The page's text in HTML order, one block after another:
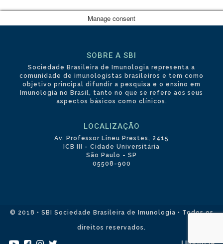
SOBRE A SBI
Sociedade Brasileira de Imunologia representa a
comunidade de imunologistas brasileiros e tem como
objetivo principal difundir a pesquisa e o ensino em
Imunologia no Brasil, tanto no que se refere aos seus
aspectos básicos como clínicos.
LOCALIZAÇÃO
Av. Professor Lineu Prestes, 2415
ICB III - Cidade Universitária
São Paulo - SP
05508-900
© 2018 • SBI Sociedade Brasileira de Imunologia • Todos os
direitos reservados.
Manage consent